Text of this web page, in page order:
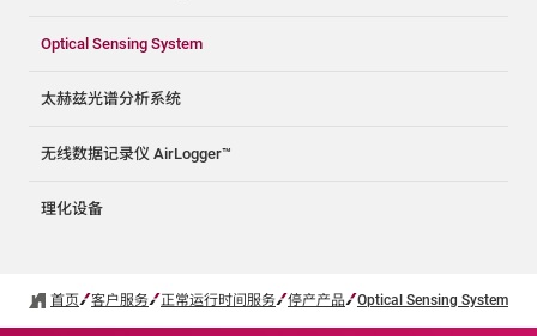
Optical Sensing System
太赫兹光谱分析系统
无线数据记录仪 AirLogger™
理化设备
首页 客户服务 正常运行时间服务 停产产品 Optical Sensing System